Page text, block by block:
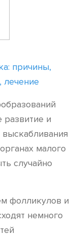
причины,
лечение
развитие и
малого
случайно
фолликулов и
немного